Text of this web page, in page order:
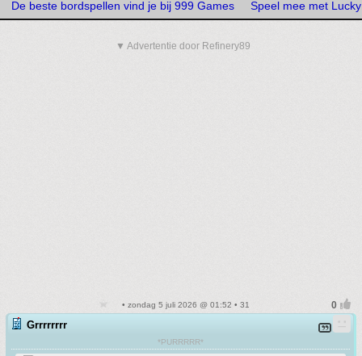
De beste bordspellen vind je bij 999 Games Speel mee met
▼ Advertentie door Refinery89
• zondag 5 juli 2026 @ 01:52 • 31
Grrrrrrrr
*PURRRRR*